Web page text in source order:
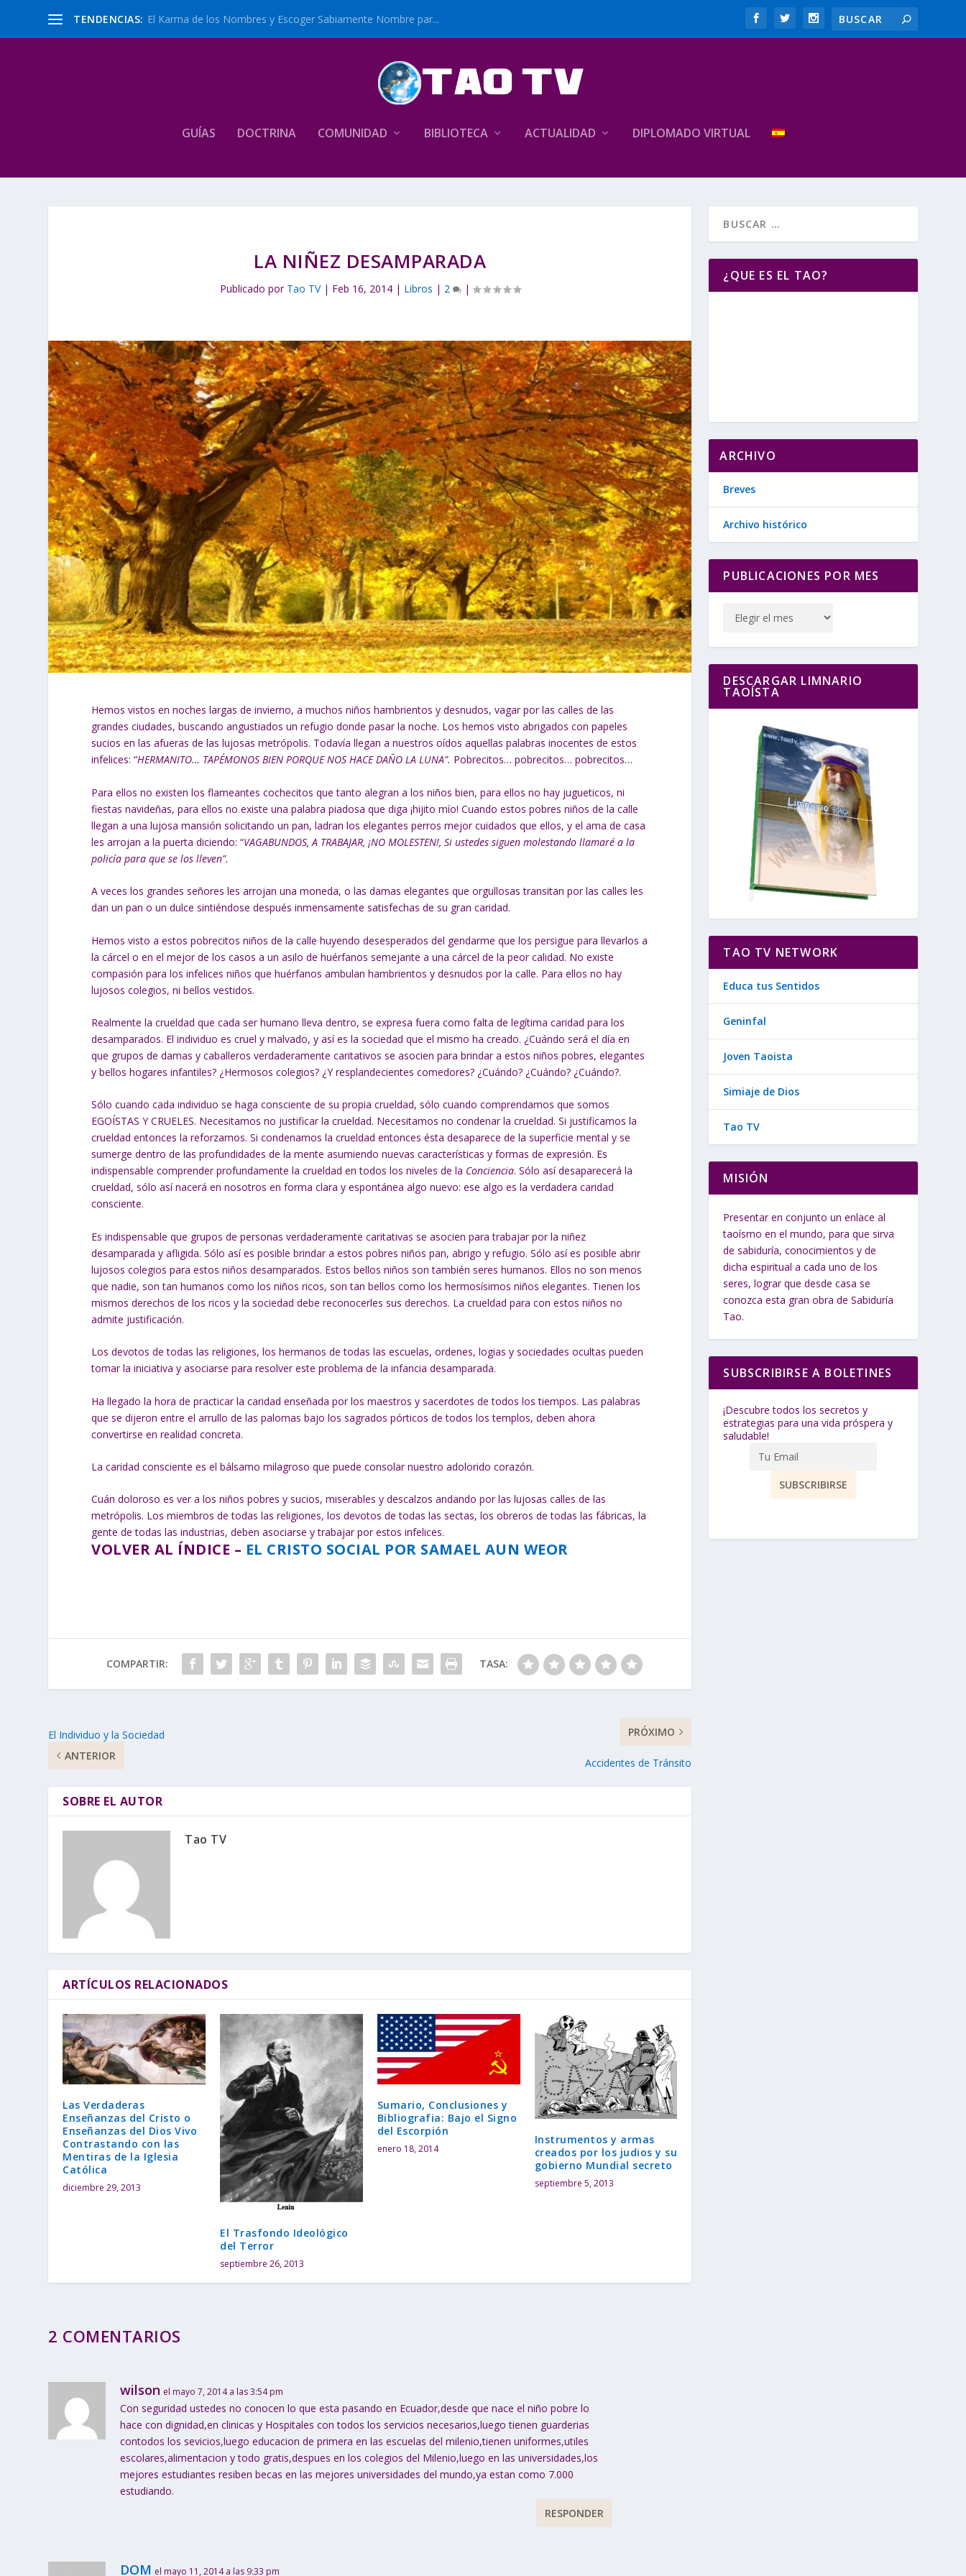
TENDENCIAS: El Karma de los Nombres y Escoger Sabiamente Nombre par...
GUÍAS DOCTRINA COMUNIDAD BIBLIOTECA ACTUALIDAD DIPLOMADO VIRTUAL
LA NIÑEZ DESAMPARADA
Publicado por Tao TV| Feb 16, 2014| Libros | 2 |
Hemos vistos en noches largas de invierno, a muchos niños hambrientos y desnudos, vagar por las calles de las
grandes ciudades, buscando angustiados un refugio donde pasar la noche. Los hemos visto abrigados con papeles
sucios en las afueras de las lujosas metrópolis. Todavía llegan a nuestros oídos aquellas palabras inocentes de estos
infelices: “HERMANITO… TAPÉMONOS BIEN PORQUE NOS HACE DAÑO LA LUNA”. Pobrecitos… pobrecitos… pobrecitos…
Para ellos no existen los flameantes cochecitos que tanto alegran a los niños bien, para ellos no hay jugueticos, ni
fiestas navideñas, para ellos no existe una palabra piadosa que diga ¡hijito mío! Cuando estos pobres niños de la calle
llegan a una lujosa mansión solicitando un pan, ladran los elegantes perros mejor cuidados que ellos, y el ama de casa
les arrojan a la puerta diciendo: “VAGABUNDOS, A TRABAJAR, ¡NO MOLESTEN!, Si ustedes siguen molestando llamaré a la
policía para que se los lleven”.
A veces los grandes señores les arrojan una moneda, o las damas elegantes que orgullosas transitan por las calles les
dan un pan o un dulce sintiéndose después inmensamente satisfechas de su gran caridad.
Hemos visto a estos pobrecitos niños de la calle huyendo desesperados del gendarme que los persigue para llevarlos a
la cárcel o en el mejor de los casos a un asilo de huérfanos semejante a una cárcel de la peor calidad. No existe
compasión para los infelices niños que huérfanos ambulan hambrientos y desnudos por la calle. Para ellos no hay
lujosos colegios, ni bellos vestidos.
Realmente la crueldad que cada ser humano lleva dentro, se expresa fuera como falta de legítima caridad para los
desamparados. El individuo es cruel y malvado, y así es la sociedad que el mismo ha creado. ¿Cuándo será el día en
que grupos de damas y caballeros verdaderamente caritativos se asocien para brindar a estos niños pobres, elegantes
y bellos hogares infantiles? ¿Hermosos colegios? ¿Y resplandecientes comedores? ¿Cuándo? ¿Cuándo? ¿Cuándo?.
Sólo cuando cada individuo se haga consciente de su propia crueldad, sólo cuando comprendamos que somos
EGOÍSTAS Y CRUELES. Necesitamos no justificar la crueldad. Necesitamos no condenar la crueldad. Si justificamos la
crueldad entonces la reforzamos. Si condenamos la crueldad entonces ésta desaparece de la superficie mental y se
sumerge dentro de las profundidades de la mente asumiendo nuevas características y formas de expresión. Es
indispensable comprender profundamente la crueldad en todos los niveles de la Conciencia. Sólo así desaparecerá la
crueldad, sólo así nacerá en nosotros en forma clara y espontánea algo nuevo: ese algo es la verdadera caridad
consciente.
Es indispensable que grupos de personas verdaderamente caritativas se asocien para trabajar por la niñez
desamparada y afligida. Sólo así es posible brindar a estos pobres niños pan, abrigo y refugio. Sólo así es posible abrir
lujosos colegios para estos niños desamparados. Estos bellos niños son también seres humanos. Ellos no son menos
que nadie, son tan humanos como los niños ricos, son tan bellos como los hermosísimos niños elegantes. Tienen los
mismos derechos de los ricos y la sociedad debe reconocerles sus derechos. La crueldad para con estos niños no
admite justificación.
Los devotos de todas las religiones, los hermanos de todas las escuelas, ordenes, logias y sociedades ocultas pueden
tomar la iniciativa y asociarse para resolver este problema de la infancia desamparada.
Ha llegado la hora de practicar la caridad enseñada por los maestros y sacerdotes de todos los tiempos. Las palabras
que se dijeron entre el arrullo de las palomas bajo los sagrados pórticos de todos los templos, deben ahora
convertirse en realidad concreta.
La caridad consciente es el bálsamo milagroso que puede consolar nuestro adolorido corazón.
Cuán doloroso es ver a los niños pobres y sucios, miserables y descalzos andando por las lujosas calles de las
metrópolis. Los miembros de todas las religiones, los devotos de todas las sectas, los obreros de todas las fábricas, la
gente de todas las industrias, deben asociarse y trabajar por estos infelices.
VOLVER AL ÍNDICE – EL CRISTO SOCIAL POR SAMAEL AUN WEOR
COMPARTIR: TASA:
El Individuo y la Sociedad
ANTERIOR
PRÓXIMO
Accidentes de Tránsito
SOBRE EL AUTOR
Tao TV
ARTÍCULOS RELACIONADOS
Las Verdaderas
Enseñanzas del Cristo o
Enseñanzas del Dios Vivo
Contrastando con las
Mentiras de la Iglesia
Católica
diciembre 29, 2013
El Trasfondo Ideológico
del Terror
septiembre 26, 2013
Sumario, Conclusiones y
Bibliografia: Bajo el Signo
del Escorpión
enero 18, 2014
Instrumentos y armas
creados por los judios y su
gobierno Mundial secreto
septiembre 5, 2013
2 COMENTARIOS
wilson el mayo 7, 2014 a las 3:54 pm
Con seguridad ustedes no conocen lo que esta pasando en Ecuador,desde que nace el niño pobre lo
hace con dignidad,en clinicas y Hospitales con todos los servicios necesarios,luego tienen guarderias
contodos los sevicios,luego educacion de primera en las escuelas del milenio,tienen uniformes,utiles
escolares,alimentacion y todo gratis,despues en los colegios del Milenio,luego en las universidades,los
mejores estudiantes resiben becas en las mejores universidades del mundo,ya estan como 7.000
estudiando.
RESPONDER
DOM el mayo 11, 2014 a las 9:33 pm
¿QUE ES EL TAO?
ARCHIVO
Breves
Archivo histórico
PUBLICACIONES POR MES
DESCARGAR LIMNARIO
TAOÍSTA
TAO TV NETWORK
Educa tus Sentidos
Geninfal
Joven Taoista
Simiaje de Dios
Tao TV
MISIÓN
Presentar en conjunto un enlace al
taoísmo en el mundo, para que sirva
de sabiduría, conocimientos y de
dicha espiritual a cada uno de los
seres, lograr que desde casa se
conozca esta gran obra de Sabiduría
Tao.
SUBSCRIBIRSE A BOLETINES
¡Descubre todos los secretos y
estrategias para una vida próspera y
saludable!